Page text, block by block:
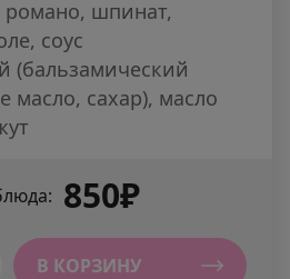
романо, шпинат,
соус
(бальзамический
масло, сахар), масло
850₽
В КОРЗИНУ